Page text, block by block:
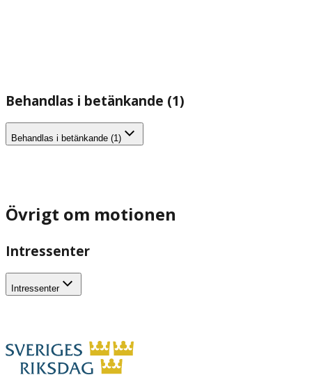
Behandlas i betänkande (1)
Behandlas i betänkande (1)
Övrigt om motionen
Intressenter
Intressenter